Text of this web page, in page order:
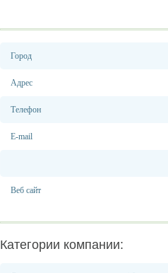
Город
Адрес
Телефон
E-mail
Веб сайт
Категории компании: